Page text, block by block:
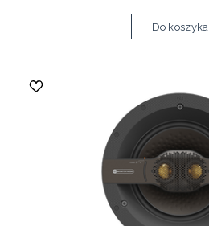
Do koszyka